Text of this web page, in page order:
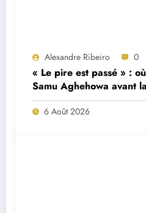
Alexandre Ribeiro 0
« Le pire est passé » :
Samu Aghehowa avant
Porto ?
6 Août 2026